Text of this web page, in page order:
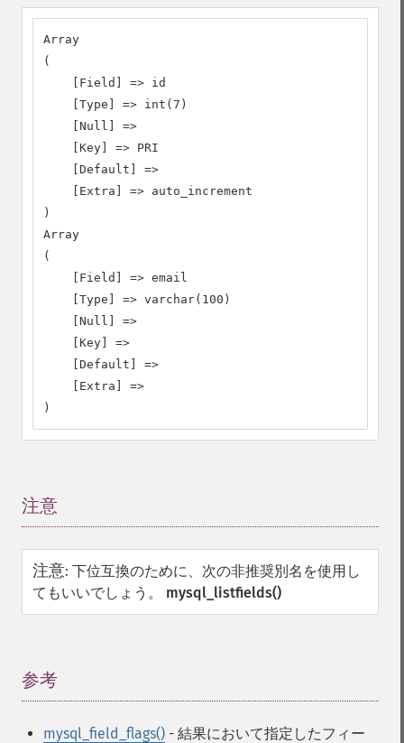
Array
(
    [Field] => id
    [Type] => int(7)
    [Null] =>
    [Key] => PRI
    [Default] =>
    [Extra] => auto_increment
)
Array
(
    [Field] => email
    [Type] => varchar(100)
    [Null] =>
    [Key] =>
    [Default] =>
    [Extra] =>
)
注意
注意: 下位互換のために、次の非推奨別名を使用し
てもいいでしょう。 mysql_listfields()
参考
mysql_field_flags() - 結果において指定したフィー